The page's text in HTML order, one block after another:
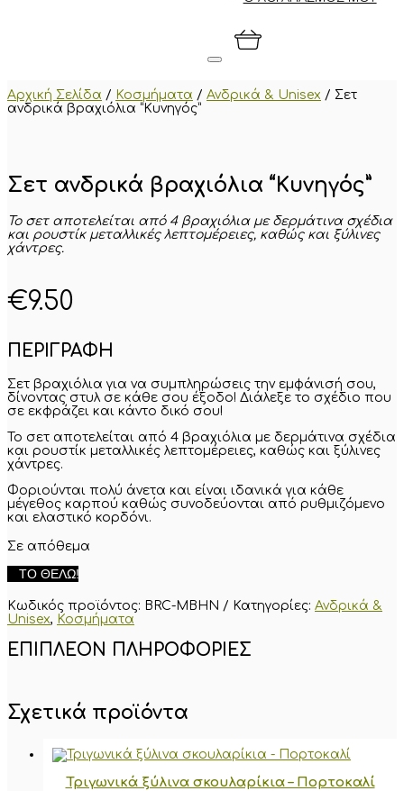
Αρχική Σελίδα / Κοσμήματα / Ανδρικά & Unisex / Σετ
ανδρικά βραχιόλια “Κυνηγός”
Σετ ανδρικά βραχιόλια “Κυνηγός”
Το σετ αποτελείται από 4 βραχιόλια μεδερμάτινα σχέδια
και ρουστίκ μεταλλικές λεπτομέρειες, καθώς και ξύλινες
χάντρες.
€9.50
ΠΕΡΙΓΡΑΦΗ
Σετ βραχιόλια για να συμπληρώσεις την εμφάνισή σου,
δίνοντας στυλ σε κάθε σου έξοδο! Διάλεξε το σχέδιο που
σε εκφράζει και κάντο δικό σου!
Το σετ αποτελείται από 4 βραχιόλια με δερμάτινα σχέδια
και ρουστίκ μεταλλικές λεπτομέρειες, καθώς και ξύλινες
χάντρες.
Φοριούνται πολύ άνετα και είναι ιδανικά για κάθε
μέγεθος καρπού καθώς συνοδεύονται από ρυθμιζόμενο
και ελαστικό κορδόνι.
Σε απόθεμα
Σετ
ανδρικά
βραχιόλια
"Κυνηγός"
ποσότητα
ΤΟ ΘΈΛΩ!
Κωδικός προϊόντος: BRC-MBHN Κατηγορίες: Ανδρικά &
Unisex, Κοσμήματα
ΕΠΙΠΛΈΟΝ ΠΛΗΡΟΦΟΡΊΕΣ
Σχετικά προϊόντα
Τριγωνικά ξύλινα σκουλαρίκια – Πορτοκαλί